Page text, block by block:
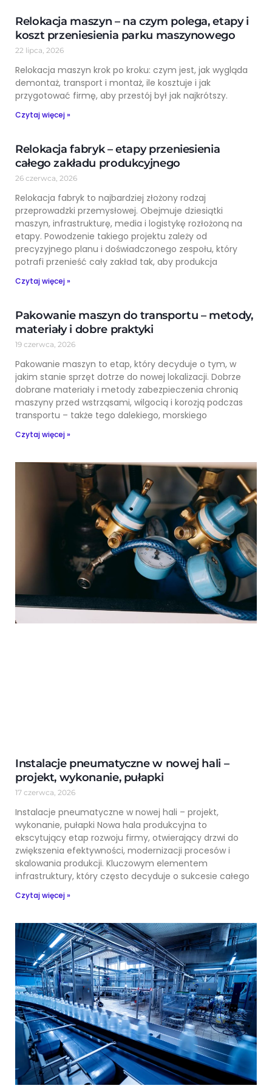
Relokacja maszyn – na czym polega, etapy i
koszt przeniesienia parku maszynowego
22 lipca, 2026
Relokacja maszyn krok po kroku: czym jest, jak wygląda
demontaż, transport i montaż, ile kosztuje i jak
przygotować firmę, aby przestój był jak najkrótszy.
Czytaj więcej »
Relokacja fabryk – etapy przeniesienia
całego zakładu produkcyjnego
26 czerwca, 2026
Relokacja fabryk to najbardziej złożony rodzaj
przeprowadzki przemysłowej. Obejmuje dziesiątki
maszyn, infrastrukturę, media i logistykę rozłożoną na
etapy. Powodzenie takiego projektu zależy od
precyzyjnego planu i doświadczonego zespołu, który
potrafi przenieść cały zakład tak, aby produkcja
Czytaj więcej »
Pakowanie maszyn do transportu – metody,
materiały i dobre praktyki
19 czerwca, 2026
Pakowanie maszyn to etap, który decyduje o tym, w
jakim stanie sprzęt dotrze do nowej lokalizacji. Dobrze
dobrane materiały i metody zabezpieczenia chronią
maszyny przed wstrząsami, wilgocią i korozją podczas
transportu – także tego dalekiego, morskiego
Czytaj więcej »
Instalacje pneumatyczne w nowej hali –
projekt, wykonanie, pułapki
17 czerwca, 2026
Instalacje pneumatyczne w nowej hali – projekt,
wykonanie, pułapki Nowa hala produkcyjna to
ekscytujący etap rozwoju firmy, otwierający drzwi do
zwiększenia efektywności, modernizacji procesów i
skalowania produkcji. Kluczowym elementem
infrastruktury, który często decyduje o sukcesie całego
Czytaj więcej »